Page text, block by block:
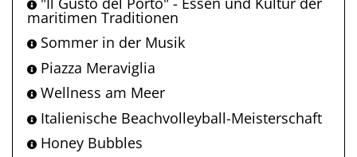
maritimen Traditionen
Sommer in der Musik
Piazza Meraviglia
Wellness am Meer
Italienische Beachvolleyball-Meisterschaft
Honey Bubbles